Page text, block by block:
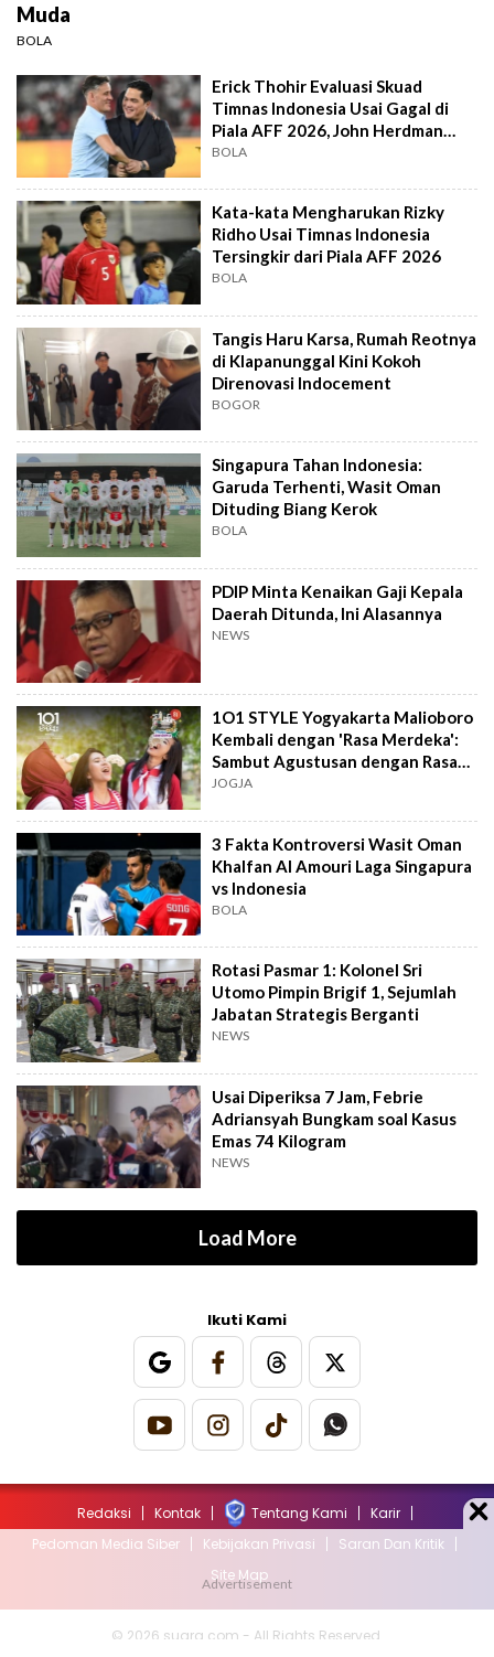
Muda
BOLA
Erick Thohir Evaluasi Skuad
Timnas Indonesia Usai Gagal di
Piala AFF 2026, John Herdman
Out?
BOLA
Kata-kata Mengharukan Rizky
Ridho Usai Timnas Indonesia
Tersingkir dari Piala AFF 2026
BOLA
Tangis Haru Karsa, Rumah Reotnya
di Klapanunggal Kini Kokoh
Direnovasi Indocement
BOGOR
Singapura Tahan Indonesia:
Garuda Terhenti, Wasit Oman
Dituding Biang Kerok
BOLA
PDIP Minta Kenaikan Gaji Kepala
Daerah Ditunda, Ini Alasannya
NEWS
1O1 STYLE Yogyakarta Malioboro
Kembali dengan 'Rasa Merdeka':
Sambut Agustusan dengan Rasa
dan Tawa
JOGJA
3 Fakta Kontroversi Wasit Oman
Khalfan Al Amouri Laga Singapura
vs Indonesia
BOLA
Rotasi Pasmar 1: Kolonel Sri
Utomo Pimpin Brigif 1, Sejumlah
Jabatan Strategis Berganti
NEWS
Usai Diperiksa 7 Jam, Febrie
Adriansyah Bungkam soal Kasus
Emas 74 Kilogram
NEWS
Load More
Ikuti Kami
Redaksi Kontak Tentang Kami
Karir
Pedoman Media Siber
Kebijakan Privasi
Saran Dan Kritik
Site Map
© 2026 suara.com - All Rights Reserved.